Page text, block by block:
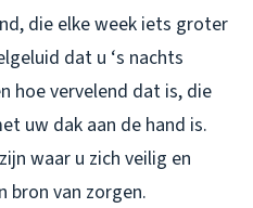
die elke week iets groter
dat u ‘s nachts
hoe vervelend dat is, die
uw dak aan de hand is.
waar u zich veilig en
bron van zorgen.